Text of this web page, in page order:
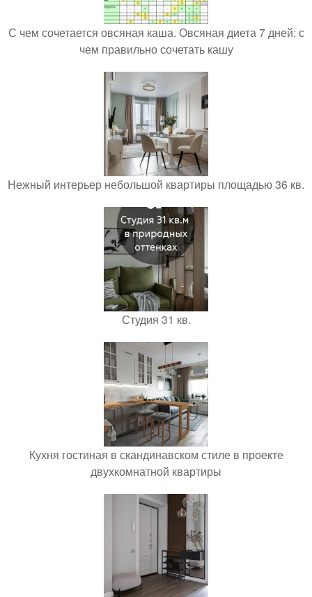
С чем сочетается овсяная каша. Овсяная диета 7 дней: с
чем правильно сочетать кашу
Нежный интерьер небольшой квартиры площадью 36 кв.
Студия 31 кв.
Кухня гостиная в скандинавском стиле в проекте
двухкомнатной квартиры